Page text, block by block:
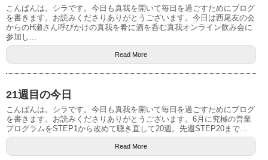
こんばんは。シラです。今日も真我を開いて毎日を過ごすためにブログ
を書きます。お読みくださりありがとうございます。今日は西尾友の会
からのH瀬さん呼びかけの真我を肴に酒を呑む真我オンライン飲み会に
参加し...
Read More
21週目の今日
こんばんは。シラです。今日も真我を開いて毎日を過ごすためにブログ
を書きます。お読みくださりありがとうございます。6月に究極の営業
プログラムをSTEP1から改めて聴き直して20週。先週STEP20まで...
Read More